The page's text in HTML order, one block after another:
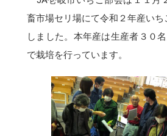
畜市場セリ場にて令和２年産い
しました。本年産は生産者３０
で栽培を行っています。